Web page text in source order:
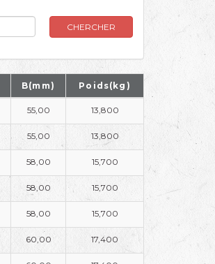
CHERCHER
B(mm) Poids(kg)
55,00 13,800
55,00 13,800
58,00 15,700
58,00 15,700
58,00 15,700
60,00 17,400